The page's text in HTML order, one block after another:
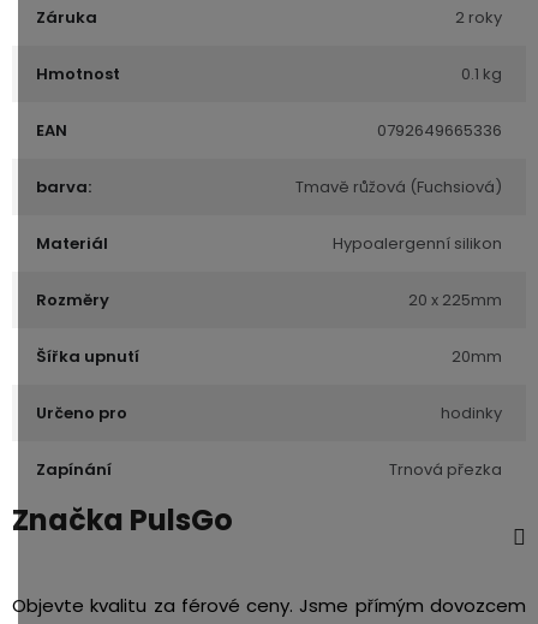
Záruka 2 roky
Hmotnost 0.1 kg
EAN 0792649665336
barva: Tmavě růžová (Fuchsiová)
Materiál Hypoalergenní silikon
Rozměry 20 x 225mm
Šířka upnutí 20mm
Určeno pro hodinky
Zapínání Trnová přezka
Značka PulsGo
Objevte kvalitu za férové ceny. Jsme přímým dovozcem